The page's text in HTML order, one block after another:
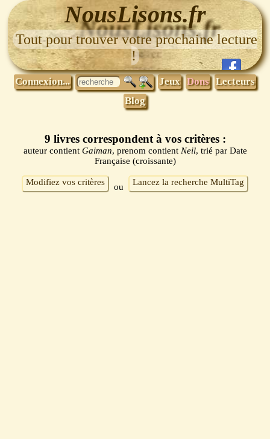
NousLisons.fr
Tout pour trouver votre prochaine lecture
!
Connexion... Jeux Dons Lecteurs
Blog
9 livres correspondent à vos critères :
auteur contient Gaiman, prenom contient Neil, trié par Date
Française (croissante)
Modifiez vos critères ou Lancez la recherche MultiTag